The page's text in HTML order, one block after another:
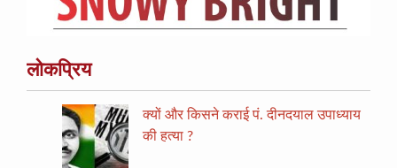
लोकप्रिय
क्यों और किसने कराई पं. दीनदयाल उपाध्याय
की हत्या ?